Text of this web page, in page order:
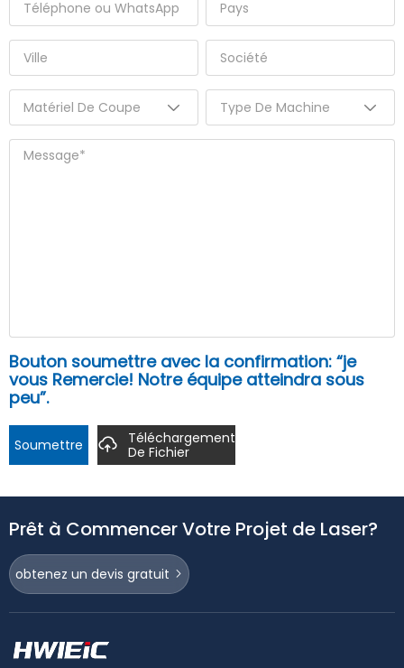
Bouton soumettre avec la confirmation: “je
vous Remercie! Notre équipe atteindra sous
peu”.
Soumettre
Téléchargement
De Fichier
Prêt à Commencer Votre Projet de Laser?
obtenez un devis gratuit